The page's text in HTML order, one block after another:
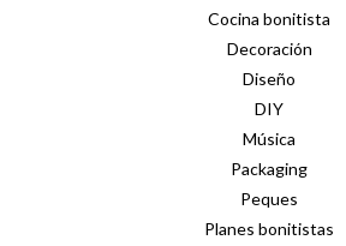
Cocina bonitista
Decoración
Diseño
DIY
Música
Packaging
Peques
Planes bonitistas